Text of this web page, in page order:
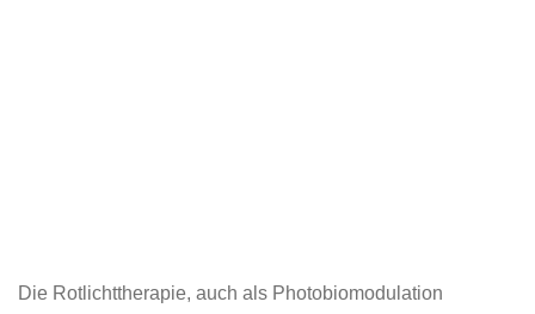
Die Rotlichttherapie, auch als Photobiomodulation